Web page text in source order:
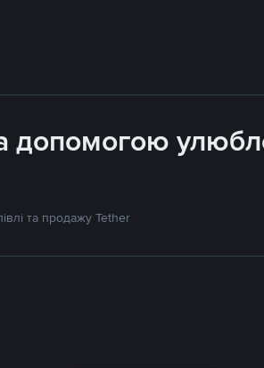
допомогою
та продажу Tether